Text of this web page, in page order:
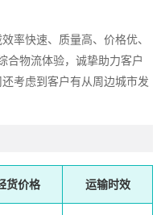
率快速、质量高、价格优、
合物流体验，诚挚助力客户
考虑到客户有从周边城市发
货价格 运输时效